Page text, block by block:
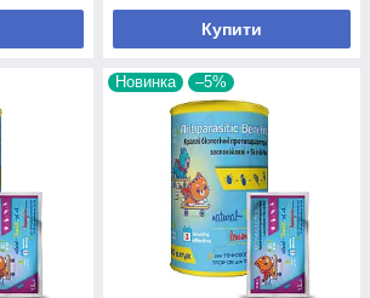
Купити
Новинка –5%